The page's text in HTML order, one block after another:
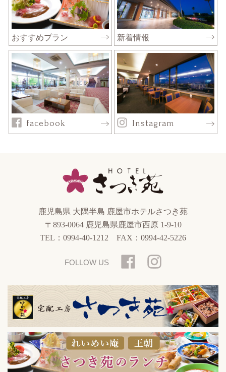
おすすめプラン 新着情報
facebook Instagram
鹿児島県 大隅半島 鹿屋市ホテルさつき苑
〒893-0064 鹿児島県鹿屋市西原 1-9-10
TEL：0994-40-1212 FAX：0994-42-5226
FOLLOW US